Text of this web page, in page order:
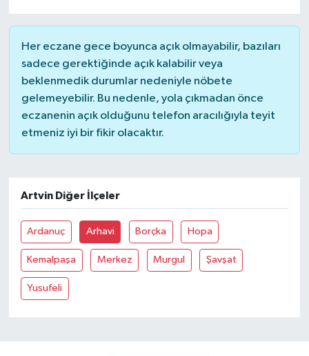
Her eczane gece boyunca açık olmayabilir, bazıları
sadece gerektiğinde açık kalabilir veya
beklenmedik durumlar nedeniyle nöbete
gelemeyebilir. Bu nedenle, yola çıkmadan önce
eczanenin açık olduğunu telefon aracılığıyla teyit
etmeniz iyi bir fikir olacaktır.
Artvin Diğer İlçeler
Ardanuç Arhavi Borçka Hopa
Kemalpaşa Merkez Murgul Şavşat
Yusufeli